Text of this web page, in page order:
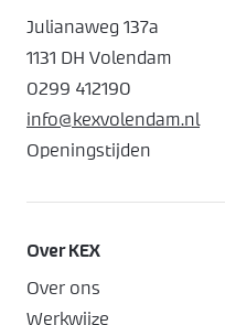
Over KEX
Over ons
Werkwijze
Julianaweg 137a
1131 DH Volendam
0299 412190
info@kexvolendam.nl
Openingstijden